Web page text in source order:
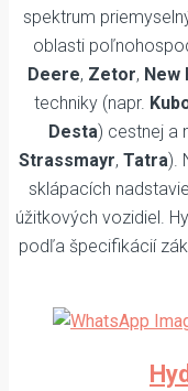
spektrum
oblasti
Deere, Zetor, New
techniky (napr.
Desta) cestnej a
Strassmayr, Tatra).
sklápacích
úžitkových vozidiel.
podľa špecifikácií